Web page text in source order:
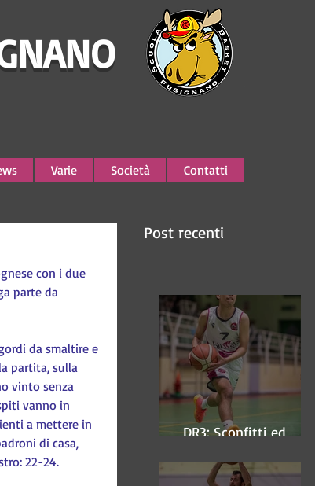
Varie Società Contatti
con i due
parte da
da smaltire e
partita, sulla
vinto senza
vanno in
a mettere in
di casa,
22-24.
Post recenti
DR3: Sconfitti ed